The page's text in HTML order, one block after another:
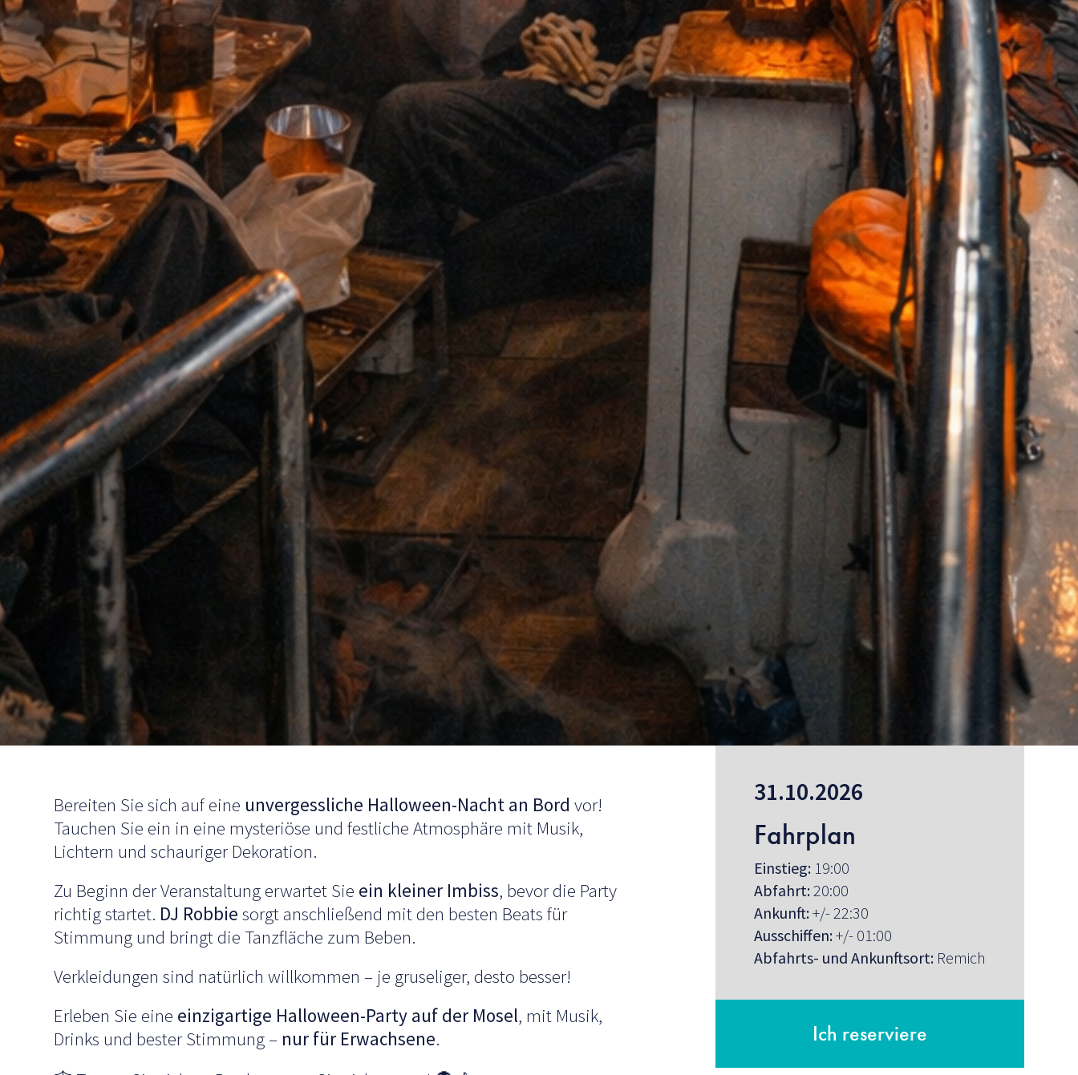
Bereiten Sie sich auf eine unvergessliche Halloween-Nacht an Bord vor!
Tauchen Sie ein in eine mysteriöse und festliche Atmosphäre mit Musik,
Lichtern und schauriger Dekoration.
Zu Beginn der Veranstaltung erwartet Sie ein kleiner Imbiss, bevor die Party
richtig startet. DJ Robbie sorgt anschließend mit den besten Beats für
Stimmung und bringt die Tanzfläche zum Beben.
Verkleidungen sind natürlich willkommen – je gruseliger, desto besser!
Erleben Sie eine einzigartige Halloween-Party auf der Mosel, mit Musik,
Drinks und bester Stimmung – nur für Erwachsene.
31.10.2026
Fahrplan
Einstieg:19:00
Abfahrt:20:00
Ankunft:+/- 22:30
Ausschiffen:+/- 01:00
Abfahrts- und Ankunftsort:Remich
Ich reserviere